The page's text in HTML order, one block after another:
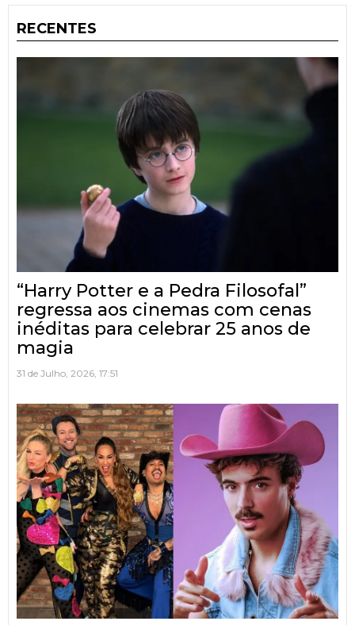
RECENTES
“Harry Potter e a Pedra Filosofal”
regressa aos cinemas com cenas
inéditas para celebrar 25 anos de
magia
31 de Julho, 2026, 17:51